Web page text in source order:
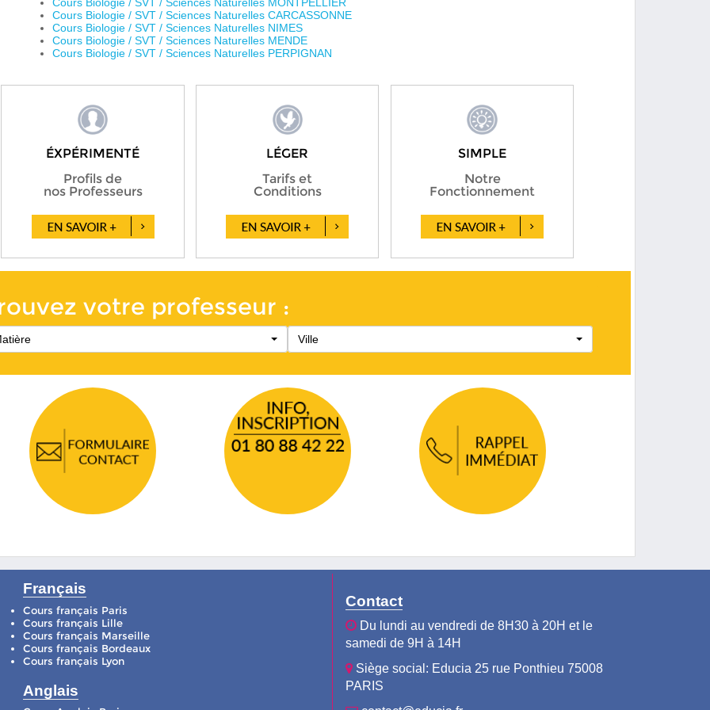
Cours Biologie / SVT / Sciences Naturelles CARCASSONNE
Cours Biologie / SVT / Sciences Naturelles NIMES
Cours Biologie / SVT / Sciences Naturelles MENDE
Cours Biologie / SVT / Sciences Naturelles PERPIGNAN
ÉXPÉRIMENTÉ
Profils de
nos Professeurs
LÉGER
Tarifs et
Conditions
SIMPLE
Notre
Fonctionnement
votre professeur :
Ville
Français
Cours français Paris
Cours français Lille
Cours français Marseille
Cours français Bordeaux
Cours français Lyon
Anglais
Contact
Du lundi au vendredi de 8H30 à 20H et le
samedi de 9H à 14H
Siège social: Educia 25 rue Ponthieu 75008
PARIS